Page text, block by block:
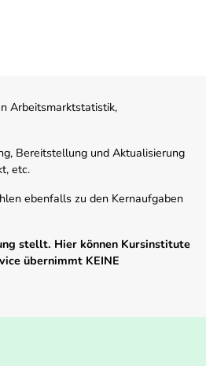
Arbeitsmarktstatistik,
Bereitstellung und Aktualisierung
etc.
ebenfalls zu den Kernaufgaben
stellt. Hier können Kursinstitute
übernimmt KEINE